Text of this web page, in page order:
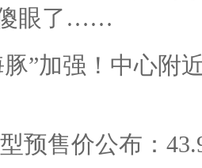
眼了……
豚”加强！中心附
预售价公布：